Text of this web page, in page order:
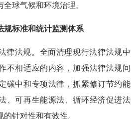
球气候和环境治理。
规标准和统计监测体系
律法规。全面清理现行法律法规中
不相适应的内容，加强法律法规间
碳中和专项法律，抓紧修订节约能
、可再生能源法、循环经济促进法
针对性和有效性。